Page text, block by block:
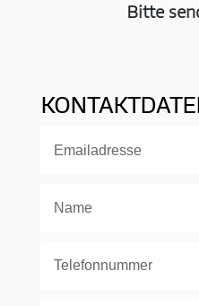
Bitte